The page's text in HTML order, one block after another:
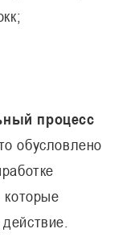
процесс
обусловлено
которые